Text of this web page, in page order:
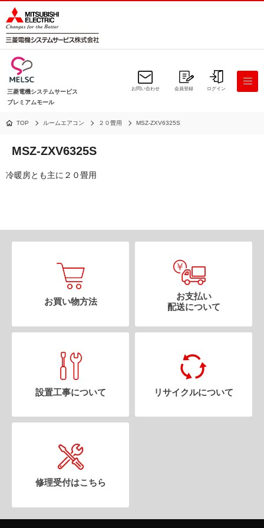
三菱電機システムサービス
プレミアムモール
お問い合わせ 会員登録 ログイン
TOP ルームエアコン ２０畳用 MSZ-ZXV6325S
MSZ-ZXV6325S
冷暖房とも主に２０畳用
お買い物方法
お支払い
配送について
設置工事について リサイクルについて
修理受付はこちら